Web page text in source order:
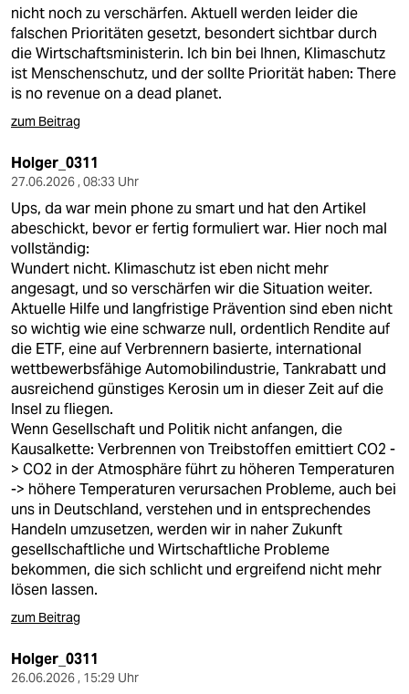
nicht noch zu verschärfen. Aktuell werden leider die
falschen Prioritäten gesetzt, besondert sichtbar durch
die Wirtschaftsministerin. Ich bin bei Ihnen, Klimaschutz
ist Menschenschutz, und der sollte Priorität haben: There
is no revenue on a dead planet.
zum Beitrag
Holger_0311
27.06.2026 , 08:33 Uhr
Ups, da war mein phone zu smart und hat den Artikel
abeschickt, bevor er fertig formuliert war. Hier noch mal
vollständig:
Wundert nicht. Klimaschutz ist eben nicht mehr
angesagt, und so verschärfen wir die Situation weiter.
Aktuelle Hilfe und langfristige Prävention sind eben nicht
so wichtig wie eine schwarze null, ordentlich Rendite auf
die ETF, eine auf Verbrennern basierte, international
wettbewerbsfähige Automobilindustrie, Tankrabatt und
ausreichend günstiges Kerosin um in dieser Zeit auf die
Insel zu fliegen.
Wenn Gesellschaft und Politik nicht anfangen, die
Kausalkette: Verbrennen von Treibstoffen emittiert CO2 -
> CO2 in der Atmosphäre führt zu höheren Temperaturen
-> höhere Temperaturen verursachen Probleme, auch bei
uns in Deutschland, verstehen und in entsprechendes
Handeln umzusetzen, werden wir in naher Zukunft
gesellschaftliche und Wirtschaftliche Probleme
bekommen, die sich schlicht und ergreifend nicht mehr
lösen lassen.
zum Beitrag
Holger_0311
26.06.2026 , 15:29 Uhr